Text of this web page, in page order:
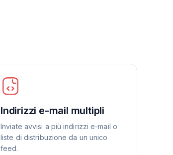
Indirizzi e-mail multipli
Inviate avvisi a più indirizzi e-mail o
liste di distribuzione da un unico
feed.